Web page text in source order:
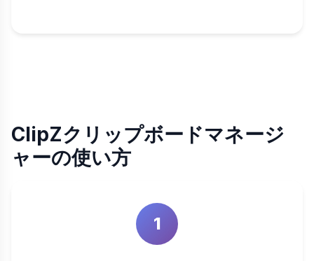
ClipZクリップボードマネージ
ャーの使い方
1